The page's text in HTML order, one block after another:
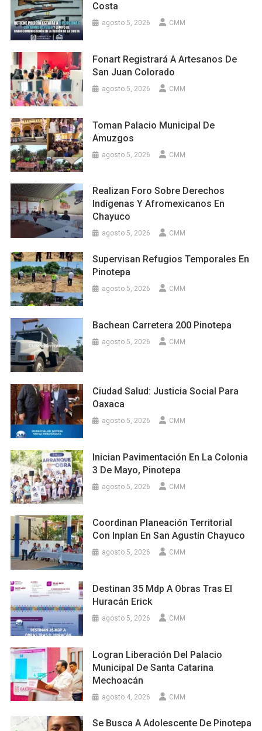
Costa
agosto 5, 2026 CMM
Fonart Registrará A Artesanos De
San Juan Colorado
agosto 5, 2026 CMM
Toman Palacio Municipal De
Amuzgos
agosto 5, 2026 CMM
Realizan Foro Sobre Derechos
Indígenas Y Afromexicanos En
Chayuco
agosto 5, 2026 CMM
Supervisan Refugios Temporales En
Pinotepa
agosto 5, 2026 CMM
Bachean Carretera 200 Pinotepa
agosto 5, 2026 CMM
Ciudad Salud: Justicia Social Para
Oaxaca
agosto 5, 2026 CMM
Inician Pavimentación En La Colonia
3 De Mayo, Pinotepa
agosto 5, 2026 CMM
Coordinan Planeación Territorial
Con Inplan En San Agustín Chayuco
agosto 5, 2026 CMM
Destinan 35 Mdp A Obras Tras El
Huracán Erick
agosto 5, 2026 CMM
Logran Liberación Del Palacio
Municipal De Santa Catarina
Mechoacán
agosto 4, 2026 CMM
Se Busca A Adolescente De Pinotepa